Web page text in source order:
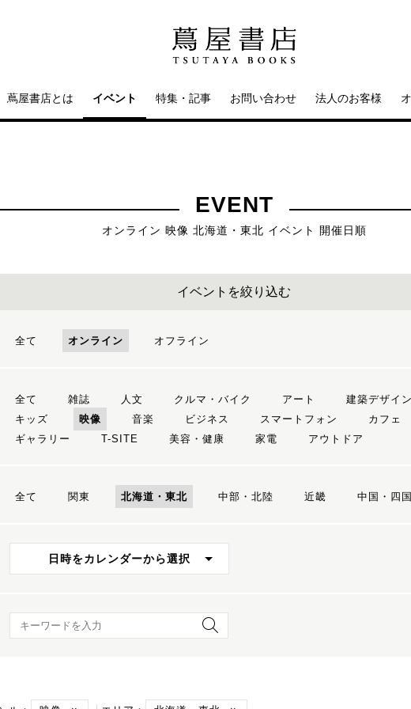
蔦屋書店とは イベント 特集・記事 お問い合わせ 法人のお客様
EVENT
オンライン 映像 北海道・東北 イベント 開催日順
イベントを絞り込む
全て オンライン オフライン
全て 雑誌 人文 クルマ・バイク アート
建築デザイ
キッズ
映像 音楽 ビジネス スマートフォン
カフェ
ギャラリー
T-SITE 美容・健康 家電 アウトドア
全て 関東 北海道・東北 中部・北陸 近畿 中国・四
日時をカレンダーから選択
キーワード検索